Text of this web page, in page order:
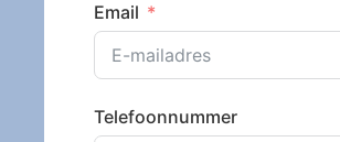
Email
Telefoonnummer